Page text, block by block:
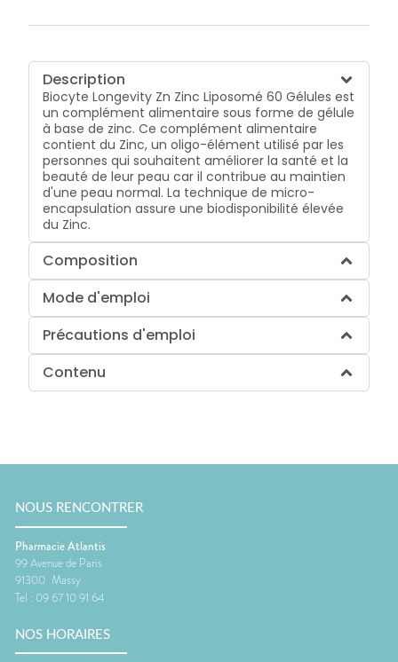
Description
Biocyte Longevity Zn Zinc Liposomé 60 Gélules est
un complément alimentaire sous forme de gélule
à base de zinc. Ce complément alimentaire
contient du Zinc, un oligo-élément utilisé par les
personnes qui souhaitent améliorer la santé et la
beauté de leur peau car il contribue au maintien
d'une peau normal. La technique de micro-
encapsulation assure une biodisponibilité élevée
du Zinc.
Composition
Mode d'emploi
Précautions d'emploi
Contenu
NOUS RENCONTRER
Pharmacie Atlantis
99 Avenue de Paris
91300 Massy
Tel : 09 67 10 91 64
NOS HORAIRES